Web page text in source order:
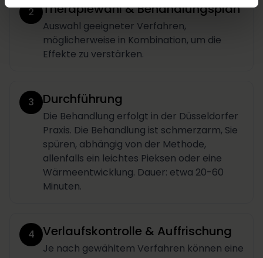
2 Therapiewahl & Behandlungsplan
Auswahl geeigneter Verfahren,
möglicherweise in Kombination, um die
Effekte zu verstärken.
3 Durchführung
Die Behandlung erfolgt in der Düsseldorfer
Praxis. Die Behandlung ist schmerzarm, Sie
spüren, abhängig von der Methode,
allenfalls ein leichtes Pieksen oder eine
Wärmeentwicklung. Dauer: etwa 20-60
Minuten.
4 Verlaufskontrolle & Auffrischung
Je nach gewähltem Verfahren können eine